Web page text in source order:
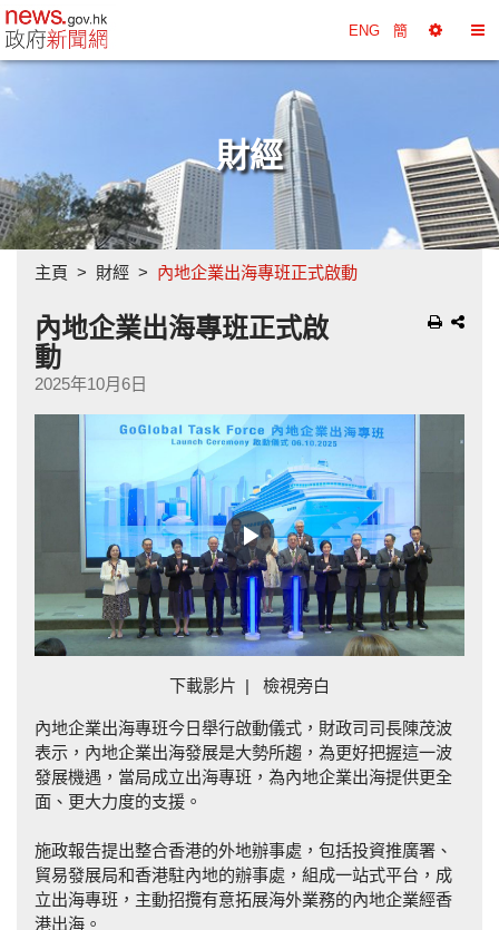
政府新聞網主頁 ENG 簡
擇
換
財經
主頁 財經 內地企業出海專班正式啟動
內地企業出海專班正式啟
動
2025年10月6日
Play
Video
下載影片 | 檢視旁白
內地企業出海專班今日舉行啟動儀式，財政司司長陳茂波
表示，內地企業出海發展是大勢所趨，為更好把握這一波
發展機遇，當局成立出海專班，為內地企業出海提供更全
面、更大力度的支援。
施政報告提出整合香港的外地辦事處，包括投資推廣署、
貿易發展局和香港駐內地的辦事處，組成一站式平台，成
立出海專班，主動招攬有意拓展海外業務的內地企業經香
港出海。